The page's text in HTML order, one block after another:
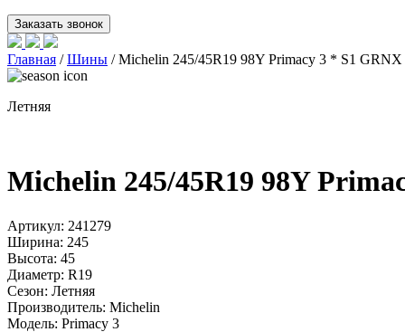
Главная /Шины / Michelin 245/45R19 98Y Primacy 3 * S1
Летняя
Michelin 245/45R19 98Y
Артикул: 241279
Ширина: 245
Высота: 45
Диаметр: R19
Сезон: Летняя
Производитель: Michelin
Модель: Primacy 3